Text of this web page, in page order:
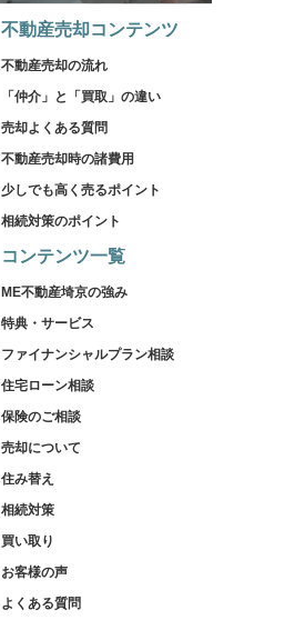
不動産売却コンテンツ
不動産売却の流れ
「仲介」と「買取」の違い
売却よくある質問
不動産売却時の諸費用
少しでも高く売るポイント
相続対策のポイント
コンテンツ一覧
ME不動産埼京の強み
特典・サービス
ファイナンシャルプラン相談
住宅ローン相談
保険のご相談
売却について
住み替え
相続対策
買い取り
お客様の声
よくある質問